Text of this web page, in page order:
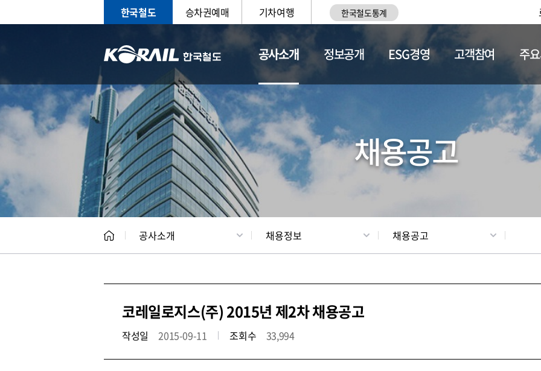
한국철도 승차권예매 기차여행 한국철도통계
공사소개
CEO 일반현황 채용정보
정보공개 ESG경영 고객참여 주
채용공고
공사소개 채용정보 채용공고
코레일로지스(주) 2015년 제2차 채용공고
작성일 2015-09-11 조회수 33,994